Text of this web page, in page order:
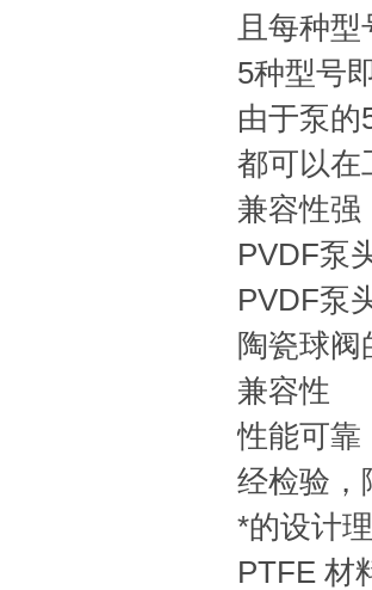
且每种
5种型号
由于泵的
都可以在
兼容性强
PVDF泵
PVDF泵
陶瓷球
兼容性
性能可靠
经检验，
*的设计
PTFE 材